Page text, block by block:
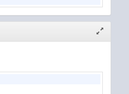
janela